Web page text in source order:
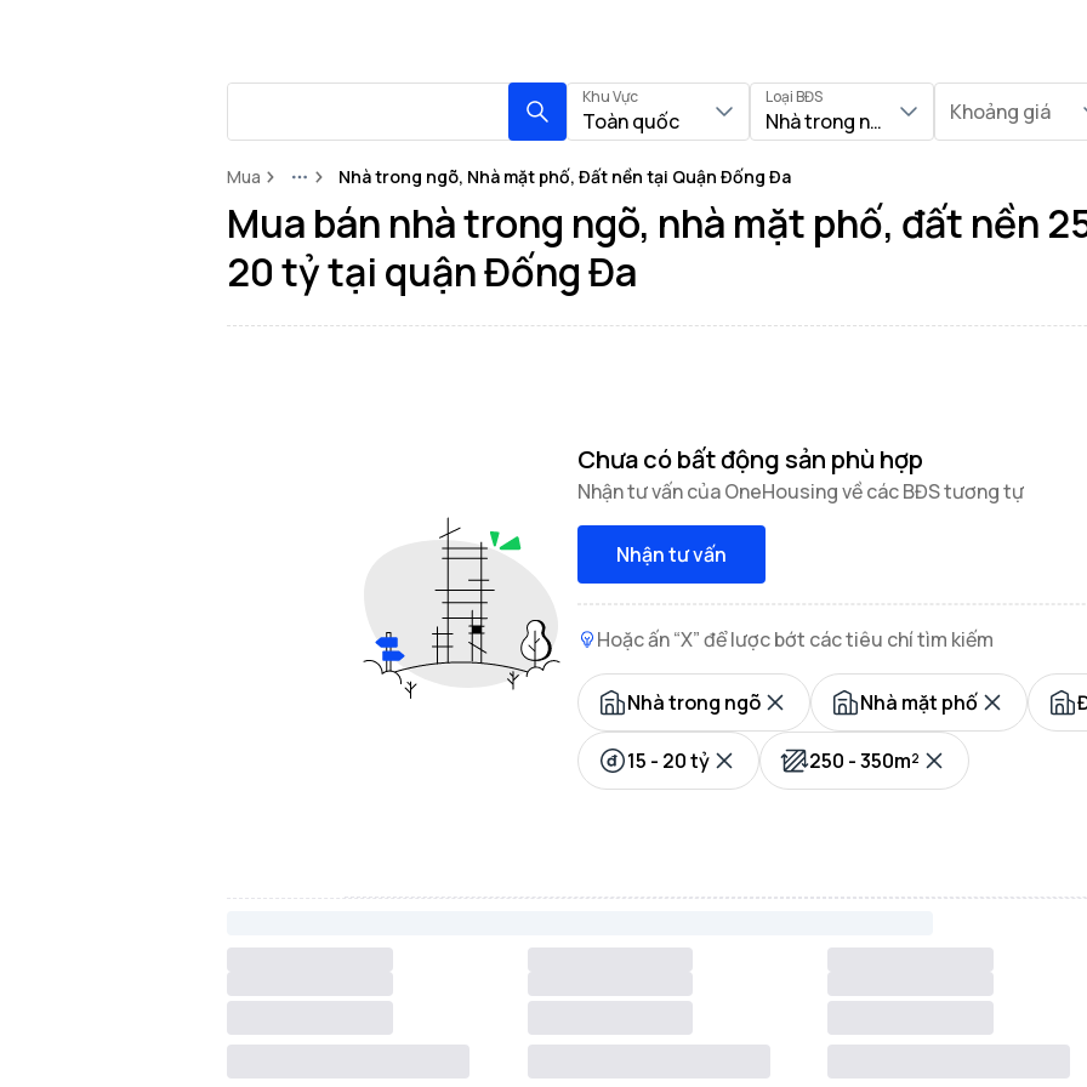
Khu Vực
Toàn quốc
Loại BĐS
Nhà trong ngõ, Nhà mặt phố, Đất
Khoảng giá
Mua MoreNhà trong ngõ, Nhà mặt phố, Đất nền tại Quận Đống Đa
Mua bán nhà trong ngõ, nhà mặt phố, đất nền
20 tỷ tại quận Đống Đa
Chưa có bất động sản phù hợp
Nhận tư vấn của OneHousing về các BĐS tương tự
Nhận tư vấn
Hoặc ấn “X” để lược bớt các tiêu chí tìm kiếm
Nhà trong ngõ Nhà mặt phố
15 - 20 tỷ 250 - 350m²